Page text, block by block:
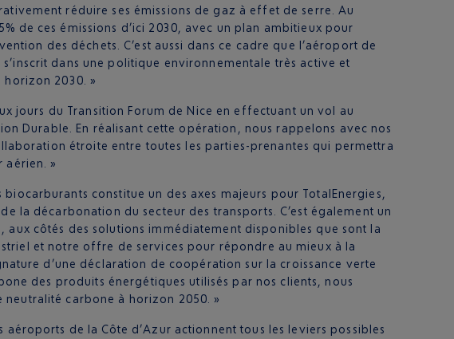
réduire ses émissions de gaz à effet de serre. Au
de ces émissions d’ici 2030, avec un plan ambitieux pour
des déchets. C’est aussi dans ce cadre que l’aéroport de
dans une politique environnementale très active et
horizon 2030. »
jours du Transition Forum de Nice en effectuant un vol au
Durable. En réalisant cette opération, nous rappelons avec nos
étroite entre toutes les parties-prenantes qui permettra
aérien. »
constitue un des axes majeurs pour TotalEnergies,
la décarbonation du secteur des transports. C’est également un
côtés des solutions immédiatement disponibles que sont la
et notre offre de services pour répondre au mieux à la
d’une déclaration de coopération sur la croissance verte
des produits énergétiques utilisés par nos clients, nous
carbone à horizon 2050. »
de la Côte d’Azur actionnent tous les leviers possibles